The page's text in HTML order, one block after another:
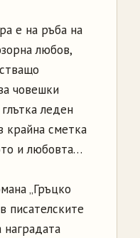
е на ръба на
любов,
човешки
леден
крайна сметка
и любовта…
„Гръцко
писателските
наградата